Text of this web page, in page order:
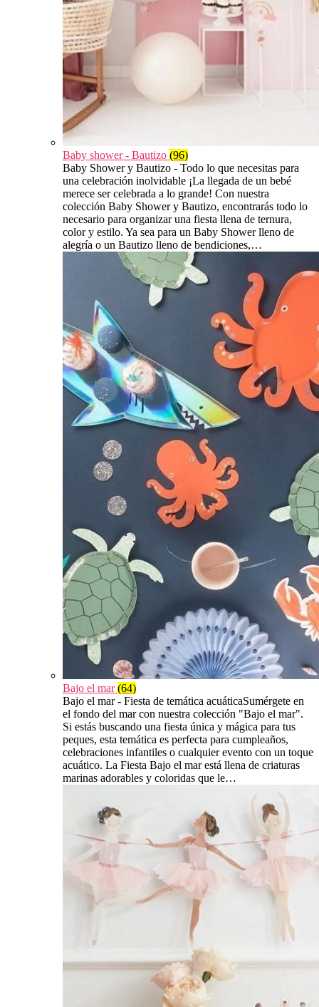
Baby shower - Bautizo (96)
Baby Shower y Bautizo - Todo lo que necesitas para
una celebración inolvidable ¡La llegada de un bebé
merece ser celebrada a lo grande! Con nuestra
colección Baby Shower y Bautizo, encontrarás todo lo
necesario para organizar una fiesta llena de ternura,
color y estilo. Ya sea para un Baby Shower lleno de
alegría o un Bautizo lleno de bendiciones,…
Bajo el mar(64)
Bajo el mar - Fiesta de temática acuáticaSumérgete en
el fondo del mar con nuestra colección "Bajo el mar".
Si estás buscando una fiesta única y mágica para tus
peques, esta temática es perfecta para cumpleaños,
celebraciones infantiles o cualquier evento con un toque
acuático. La Fiesta Bajo el mar está llena de criaturas
marinas adorables y coloridas que le…